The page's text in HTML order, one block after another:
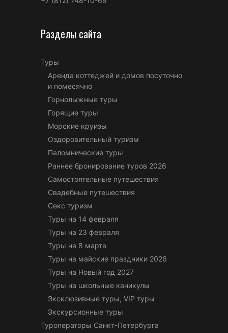
Разделы сайта
Туры
Аренда коттеджей и домов посуточно
и помесячно
Горнолыжные туры
Горящие туры
Морские круизы
Оздоровительный туризм
Паломнические туры
Раннее бронирование туров 2026
Самостоятельные путешествия
Свадебные путешествия
Секс туризм
Туры на 14 февраля
Туры на 23 февраля
Туры на 8 марта
Туры на майские праздники 2026
Туры на Новый год 2027
Туры на школьные каникулы
Эксклюзивные туры, VIP туры
Экскурсионные туры
Туроператоры Санкт-Петербурга